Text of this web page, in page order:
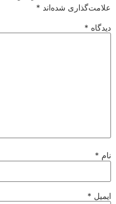
علامت‌گذاری شده‌اند *
دیدگاه *
نام *
ایمیل *